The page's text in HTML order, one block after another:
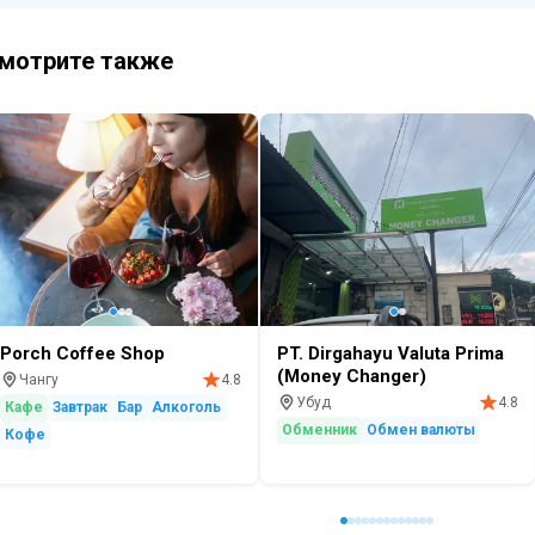
также
Porch Coffee Shop
Чангу
4.8
Кафе
Завтрак Бар Алкоголь
Кофе
PT. Dirgahayu Valuta Prima
(Money Changer)
Убуд
4.8
Обменник
Обмен валюты